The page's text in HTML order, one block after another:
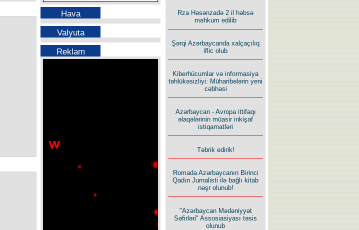
Hava
Valyuta
Reklam
Rza Həsənzadə 2 il həbsə
məhkum edilib
Şərqi Azərbaycanda xalçaçılıq
iflic olub
Kiberhücumlar və informasiya
təhlükəsizliyi: Müharibələrin yeni
cəbhəsi
Azərbaycan - Avropa ittifaqı
əlaqələrinin müasir inkişaf
istiqamatləri
Təbrik edirik!
Romada Azərbaycanın Birinci
Qadın Jurnalisti ilə bağlı kitab
nəşr olunub!
"Azərbaycan Mədəniyyət
Səfirləri" Assosiasiyası təsis
olunub